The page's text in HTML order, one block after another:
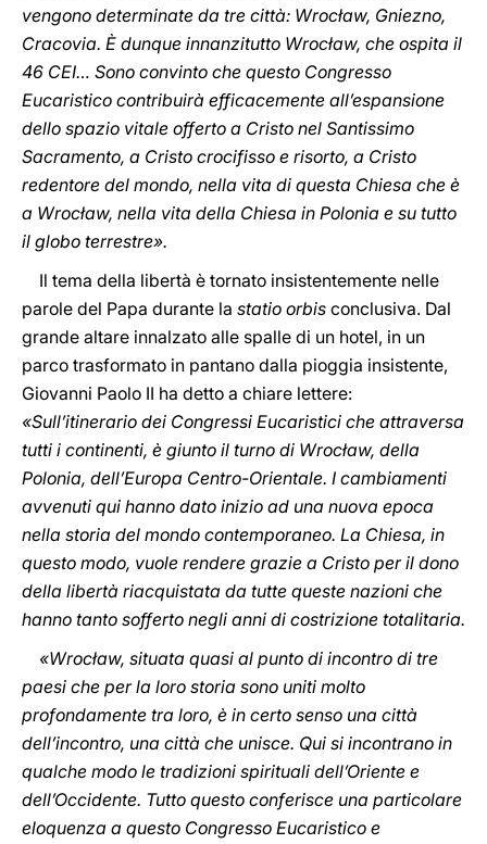
vengono determinate da tre città: Wrocław, Gniezno,
Cracovia. È dunque innanzitutto Wrocław, che ospita il
46 CEI… Sono convinto che questo Congresso
Eucaristico contribuirà efficacemente all’espansione
dello spazio vitale offerto a Cristo nel Santissimo
Sacramento, a Cristo crocifisso e risorto, a Cristo
redentore del mondo, nella vita di questa Chiesa che è
a Wrocław, nella vita della Chiesa in Polonia e su tutto
il globo terrestre».
Il tema della libertà è tornato insistentemente nelle
parole del Papa durante la statio orbis conclusiva. Dal
grande altare innalzato alle spalle di un hotel, in un
parco trasformato in pantano dalla pioggia insistente,
Giovanni Paolo II ha detto a chiare lettere:
«Sull’itinerario dei Congressi Eucaristici che attraversa
tutti i continenti, è giunto il turno di Wrocław, della
Polonia, dell’Europa Centro-Orientale. I cambiamenti
avvenuti qui hanno dato inizio ad una nuova epoca
nella storia del mondo contemporaneo. La Chiesa, in
questo modo, vuole rendere grazie a Cristo per il dono
della libertà riacquistata da tutte queste nazioni che
hanno tanto sofferto negli anni di costrizione totalitaria.
«Wrocław, situata quasi al punto di incontro di tre
paesi che per la loro storia sono uniti molto
profondamente tra loro, è in certo senso una città
dell’incontro, una città che unisce. Qui si incontrano in
qualche modo le tradizioni spirituali dell’Oriente e
dell’Occidente. Tutto questo conferisce una particolare
eloquenza a questo Congresso Eucaristico e